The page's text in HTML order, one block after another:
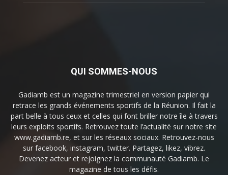
QUI SOMMES-NOUS
Gadiamb est un magazine trimestriel en version papier qui
retrace les grands événements sportifs de la Réunion. Il fait la
part belle à tous ceux et celles qui font briller notre île à travers
leurs exploits sportifs. Retrouvez toute l’actualité sur notre site
www.gadiamb.re, et sur les réseaux sociaux. Retrouvez-nous
sur facebook, instagram, twitter. Partagez, likez, vibrez.
Devenez acteur et rejoignez la communauté Gadiamb. Le
magazine de tous les défis.